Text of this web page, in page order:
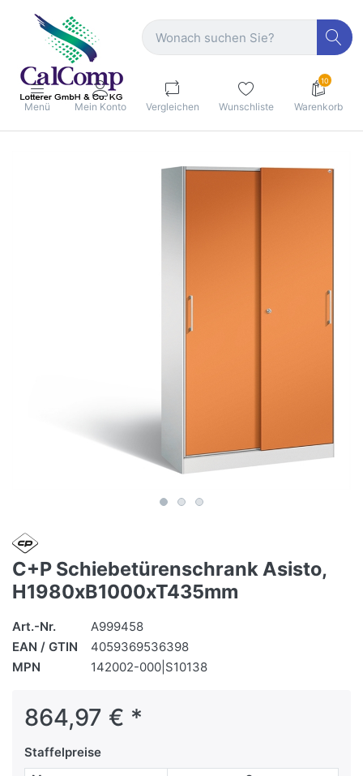
Menü Mein Konto Vergleichen Wunschliste
10
Warenkorb
C+P Schiebetürenschrank Asisto,
H1980xB1000xT435mm
Art.-Nr.
A999458
EAN / GTIN
4059369536398
MPN
142002-000|S10138
864,97 € *
Staffelpreise